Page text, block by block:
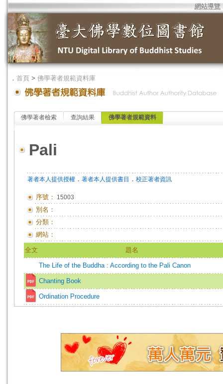
網站導覽
． 首頁 > 佛學著者規範資料庫
佛學著者檢索 查詢結果 佛學著者規範資料
Pali
著者本人提供授權 ． 著者本人提供書目 ． 校正著者資訊
序號： 15003
別名：
分類：
網站：
全文 題名
The Life of the Buddha : According to the Pali Canon
Chanting Book
Ordination Procedure